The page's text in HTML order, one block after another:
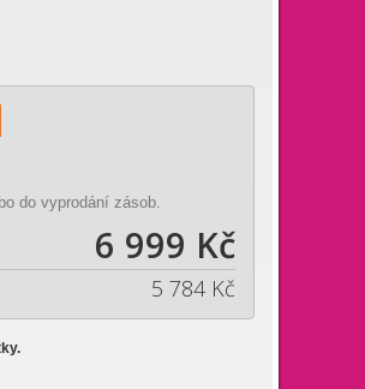
do vyprodání zásob.
6 999 Kč
5 784 Kč